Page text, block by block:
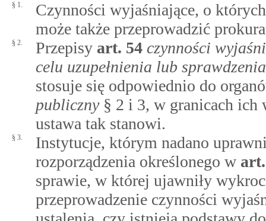
§ 1.
Czynności wyjaśniające, o
może także przeprowadzić
§ 2. Przepisy art. 54 czynności
celu uzupełnienia lub
stosuje się odpowiednio do
publiczny§ 2 i 3, w granicach ich
ustawa tak stanowi.
§ 3.
Instytucje, którym nadano
rozporządzenia określonego w
sprawie, w której ujawniły
przeprowadzenie czynności